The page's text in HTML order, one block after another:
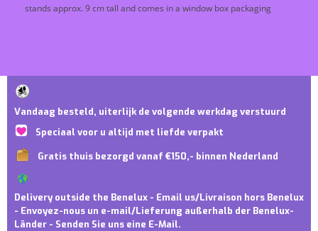
stands approx. 9 cm tall and comes in a window box packaging
Vandaag besteld, uiterlijk de volgende werkdag verstuurd
Speciaal voor u altijd met liefde verpakt
Gratis thuis bezorgd vanaf €150,- binnen Nederland
Delivery outside the Benelux - Email us/Livraison hors Benelux
- Envoyez-nous un e-mail/Lieferung außerhalb der Benelux-
Länder - Senden Sie uns eine E-Mail.